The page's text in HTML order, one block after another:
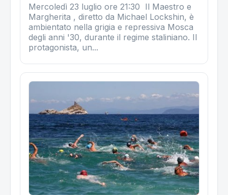
Mercoledì 23 luglio ore 21:30 Il Maestro e
Margherita , diretto da Michael Lockshin, è
ambientato nella grigia e repressiva Mosca
degli anni '30, durante il regime staliniano. Il
protagonista, un...